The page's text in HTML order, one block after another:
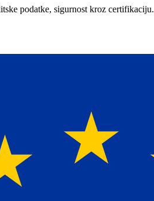
podatke, sigurnost kroz certifikaciju.